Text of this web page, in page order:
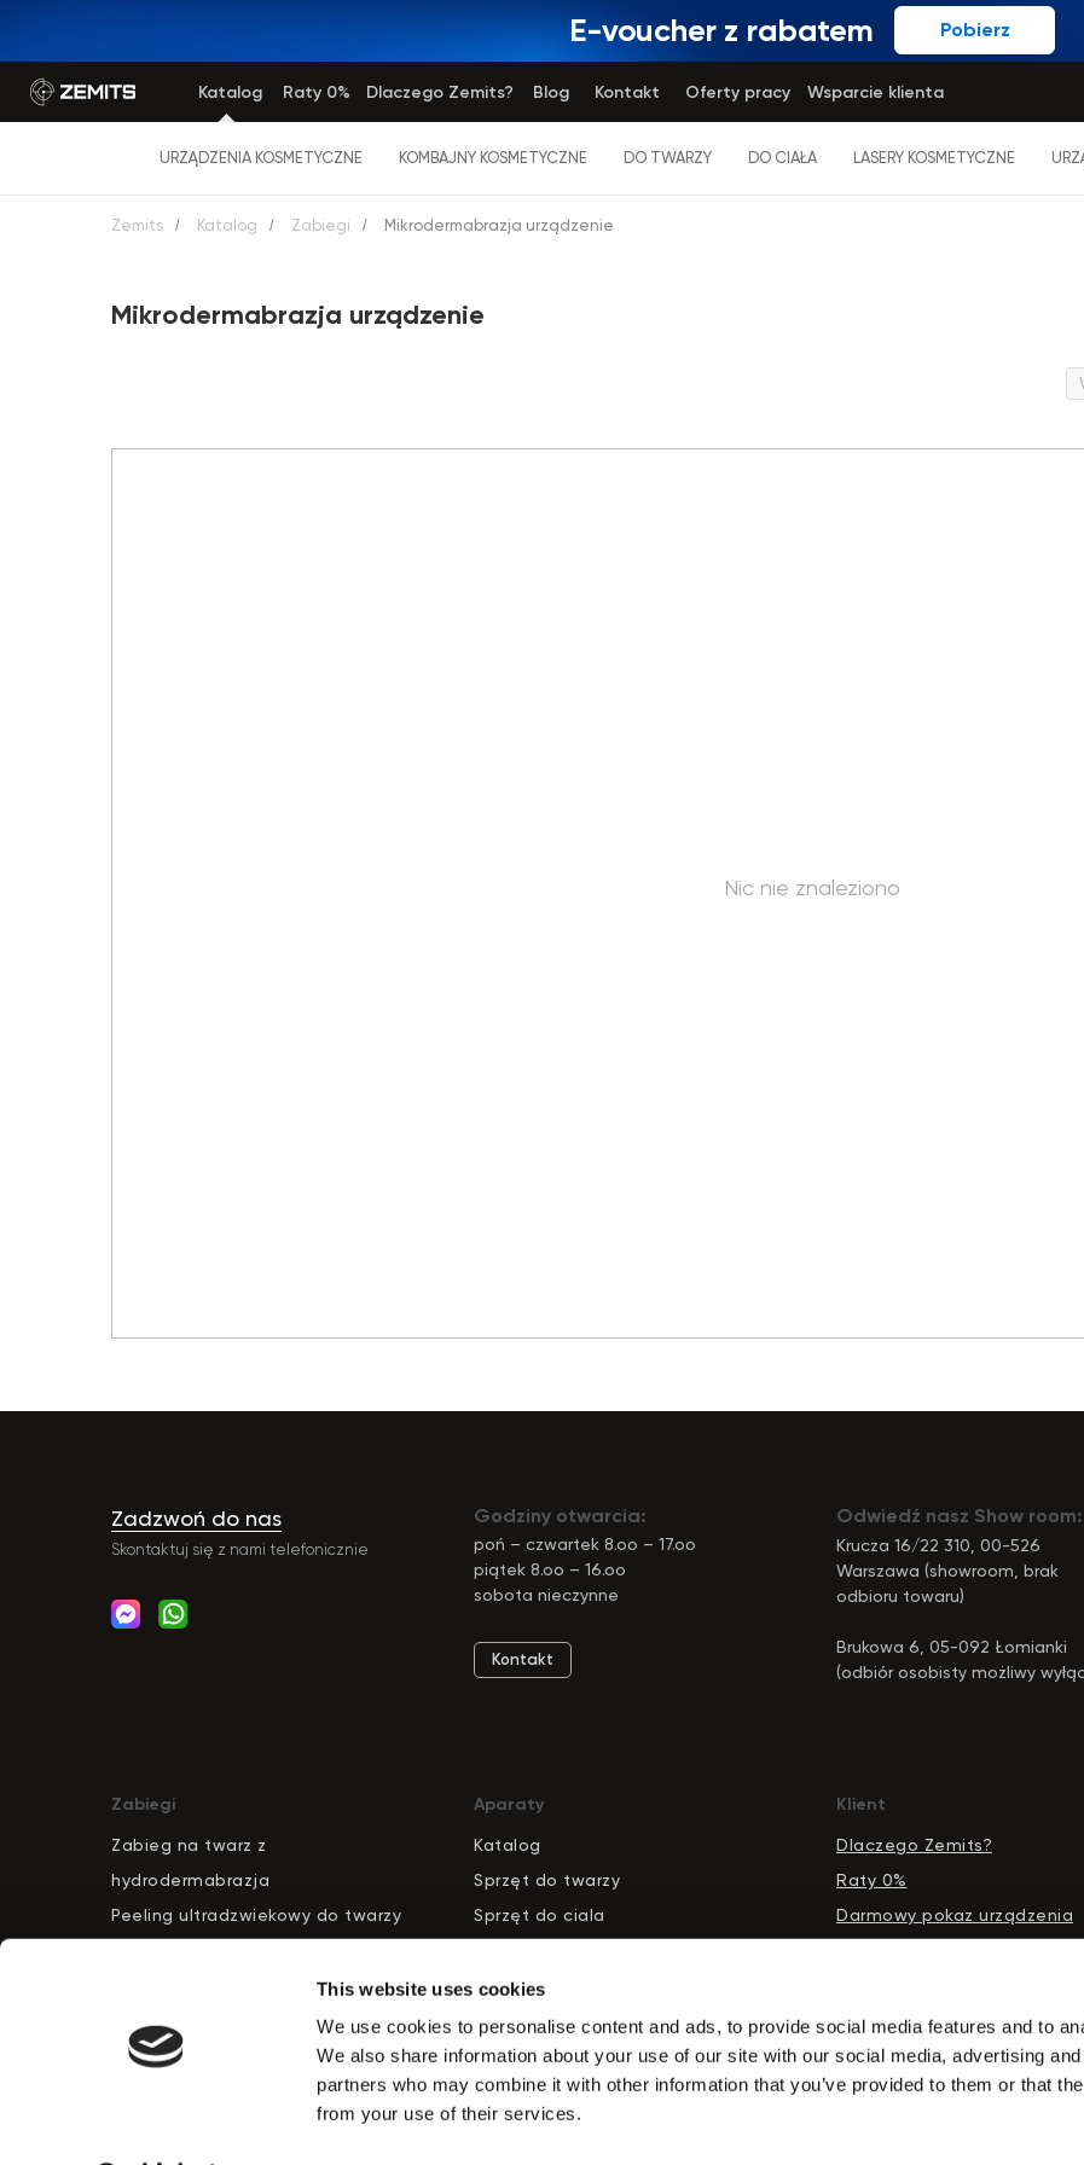
This website uses cookies
We use cookies to personalise content and ads, to provide social media features and to
We also share information about your use of our site with our social media, advertising
partners who may combine it with other information that you’ve provided to them or that
from your use of their services.
Pobierz
E-voucher z rabatem
Katalog Blog
Raty 0% Dlaczego Zemits? Kontakt Oferty pracy Wsparcie klienta
URZĄDZENIA KOSMETYCZNE KOMBAJNY KOSMETYCZNE DO TWARZY DO CIAŁA LASERY KOSMETYCZNE
Zemits / Katalog / Zabiegi / Mikrodermabrazja urządzenie
Mikrodermabrazja urządzenie
Nic nie znaleziono
Skontaktuj się z nami telefonicznie
Zadzwoń do nas Godziny otwarcia:
poń – czwartek 8.oo – 17.oo
piątek 8.oo – 16.oo
sobota nieczynne
Odwiedź nasz Show room:
Krucza 16/22 310, 00-526
Warszawa (showroom, brak
odbioru towaru)
Brukowa 6, 05-092 Łomianki
(odbiór osobisty możliwy
Kontakt
Zabiegi
Zabieg na twarz z
hydrodermabrazja
Peeling ultradzwiekowy do twarzy
Masaz prozniowy rolkowy
Redukcja cellulitu
Zabieg drenazu limfatycznego
Aparaty
Katalog
Sprzęt do twarzy
Sprzęt do ciala
Oczyszczanie wodorowe
Urzadzenie fale radiowe
Urzadzenie do presoterapii
Kosmetyki do pielegnacji skory
Klient
Dlaczego Zemits?
Raty 0%
Darmowy pokaz urządzenia
Regulamin
Polityka prywatnosci